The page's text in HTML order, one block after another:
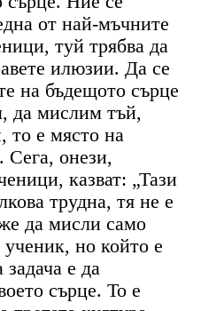
от най-мъчните
туй трябва да
илюзии. Да се
на бъдещото сърце
да мислим тъй,
то е място на
Сега, онези,
казват: „Тази
трудна, тя не е
да мисли само
но който е
задача е да
сърце. То е